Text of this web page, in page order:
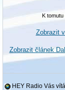
K
Zobrazit
Zobrazit článek
HEY Radio Vás